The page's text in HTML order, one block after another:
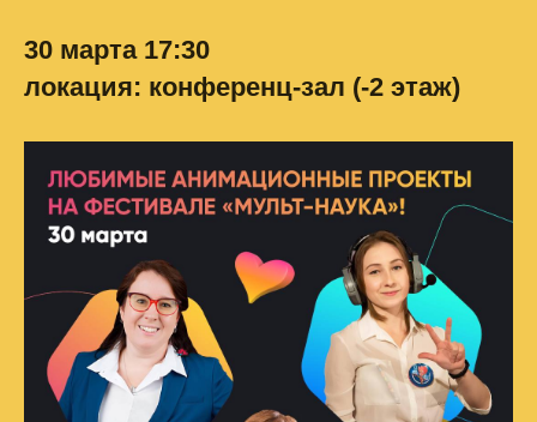
30 марта 17:30
локация: конференц-зал (-2 этаж)